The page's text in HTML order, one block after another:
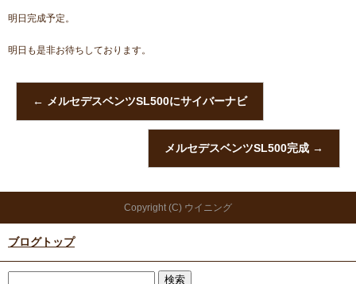
明日完成予定。
明日も是非お待ちしております。
← メルセデスベンツSL500にサイバーナビ
メルセデスベンツSL500完成 →
Copyright (C) ウイニング
ブログトップ